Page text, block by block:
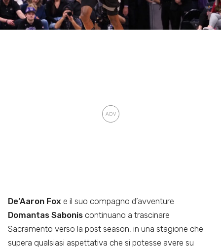
De’Aaron Fox e il suo compagno d’avventure
Domantas Sabonis continuano a trascinare
Sacramento verso la post season, in una stagione che
supera qualsiasi aspettativa che si potesse avere su